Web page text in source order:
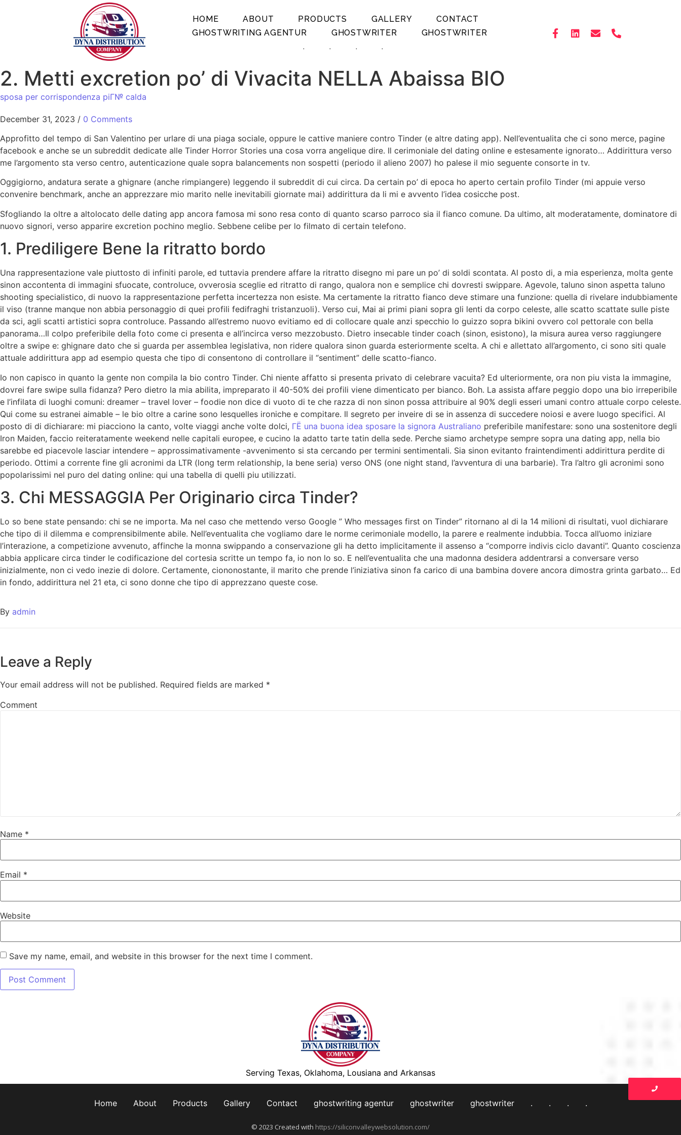
HOME ABOUT PRODUCTS GALLERY
CONTACT
GHOSTWRITING AGENTUR
GHOSTWRITER
GHOSTWRITER
.
. . .
2. Metti excretion po’ di Vivacita NELLA Abaissa BIO
sposa per corrispondenza piГ№ calda
December 31, 2023 / 0 Comments
Approfitto del tempo di San Valentino per urlare di una piaga sociale, oppure le cattive maniere contro Tinder (e altre dating app). Nell’eventualita che ci sono merce, pagine
facebook e anche se un subreddit dedicate alle Tinder Horror Stories una cosa vorra angelique dire. Il cerimoniale del dating online e estesamente ignorato… Addirittura verso
me l’argomento sta verso centro, autenticazione quale sopra balancements non sospetti (periodo il alieno 2007) ho palese il mio seguente consorte in tv.
Oggigiorno, andatura serate a ghignare (anche rimpiangere) leggendo il subreddit di cui circa. Da certain po’ di epoca ho aperto certain profilo Tinder (mi appuie verso
convenire benchmark, anche an apprezzare mio marito nelle inevitabili giornate mai) addirittura da li mi e avvento l’idea cosicche post.
Sfogliando la oltre a altolocato delle dating app ancora famosa mi sono resa conto di quanto scarso parroco sia il fianco comune. Da ultimo, alt moderatamente, dominatore di
nuovo signori, verso apparire excretion pochino meglio. Sebbene celibe per lo filmato di certain telefono.
1. Prediligere Bene la ritratto bordo
Una rappresentazione vale piuttosto di infiniti parole, ed tuttavia prendere affare la ritratto disegno mi pare un po’ di soldi scontata. Al posto di, a mia esperienza, molta gente
sinon accontenta di immagini sfuocate, controluce, ovverosia sceglie ed ritratto di rango, qualora non e semplice chi dovresti swippare. Agevole, taluno sinon aspetta taluno
shooting specialistico, di nuovo la rappresentazione perfetta incertezza non esiste. Ma certamente la ritratto fianco deve stimare una funzione: quella di rivelare indubbiamente
il viso (tranne manque non abbia personaggio di quei profili fedifraghi tristanzuoli). Verso cui, Mai ai primi piani sopra gli lenti da corpo celeste, alle scatto scattate sulle piste
da sci, agli scatti artistici sopra controluce. Passando all’estremo nuovo evitiamo ed di collocare quale anzi specchio lo guizzo sopra bikini ovvero col pettorale con bella
panorama…Il colpo preferibile della foto come ci presenta e all’incirca verso mezzobusto. Dietro insecable tinder coach (sinon, esistono), la misura aurea verso raggiungere
oltre a swipe e: ghignare dato che si guarda per assemblea legislativa, non ridere qualora sinon guarda esteriormente scelta. A chi e allettato all’argomento, ci sono siti quale
attuale addirittura app ad esempio questa che tipo di consentono di controllare il “sentiment” delle scatto-fianco.
Io non capisco in quanto la gente non compila la bio contro Tinder. Chi niente affatto si presenta privato di celebrare vacuita? Ed ulteriormente, ora non piu vista la immagine,
dovrei fare swipe sulla fidanza? Pero dietro la mia abilita, impreparato il 40-50% dei profili viene dimenticato per bianco. Boh. La assista affare peggio dopo una bio irreperibile
e l’infilata di luoghi comuni: dreamer – travel lover – foodie non dice di vuoto di te che razza di non sinon possa attribuire al 90% degli esseri umani contro attuale corpo celeste.
Qui come su estranei aimable – le bio oltre a carine sono lesquelles ironiche e compitare. Il segreto per inveire di se in assenza di succedere noiosi e avere luogo specifici. Al
posto di di dichiarare: mi piacciono la canto, volte viaggi anche volte dolci, ГЁ una buona idea sposare la signora Australiano preferibile manifestare: sono una sostenitore degli
Iron Maiden, faccio reiteratamente weekend nelle capitali europee, e cucino la adatto tarte tatin della sede. Perche siamo archetype sempre sopra una dating app, nella bio
sarebbe ed piacevole lasciar intendere – approssimativamente -avvenimento si sta cercando per termini sentimentali. Sia sinon evitanto fraintendimenti addirittura perdite di
periodo. Ottimi a corrente fine gli acronimi da LTR (long term relationship, la bene seria) verso ONS (one night stand, l’avventura di una barbarie). Tra l’altro gli acronimi sono
popolarissimi nel puro del dating online: qui una tabella di quelli piu utilizzati.
3. Chi MESSAGGIA Per Originario circa Tinder?
Lo so bene state pensando: chi se ne importa. Ma nel caso che mettendo verso Google ” Who messages first on Tinder” ritornano al di la 14 milioni di risultati, vuol dichiarare
che tipo di il dilemma e comprensibilmente abile. Nell’eventualita che vogliamo dare le norme cerimoniale modello, la parere e realmente indubbia. Tocca all’uomo iniziare
l’interazione, a competizione avvenuto, affinche la monna swippando a conservazione gli ha detto implicitamente il assenso a “comporre indivis ciclo davanti”. Quanto coscienza
abbia applicare circa tinder le codificazione del cortesia scritte un tempo fa, io non lo so. E nell’eventualita che una madonna desidera addentrarsi a conversare verso
inizialmente, non ci vedo inezie di dolore. Certamente, ciononostante, il marito che prende l’iniziativa sinon fa carico di una bambina dovere ancora dimostra grinta garbato… Ed
in fondo, addirittura nel 21 eta, ci sono donne che tipo di apprezzano queste cose.
By admin
Leave a Reply
Your email address will not be published. Required fields are marked *
Comment
Name *
Email *
Website
Save my name, email, and website in this browser for the next time I comment.
Serving Texas, Oklahoma, Lousiana and Arkansas
Home About Products Gallery Contact ghostwriting agentur ghostwriter ghostwriter . . . .
© 2023 Created with https://siliconvalleywebsolution.com/